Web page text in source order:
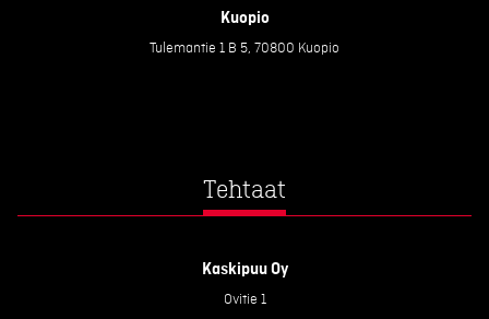
Kuopio
Tulemantie 1 B 5, 70800 Kuopio
Tehtaat
Kaskipuu Oy
Ovitie 1